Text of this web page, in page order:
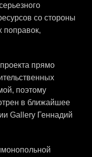
со стороны
поправок,
прямо
поэтому
в ближайшее
Gallery Геннадий